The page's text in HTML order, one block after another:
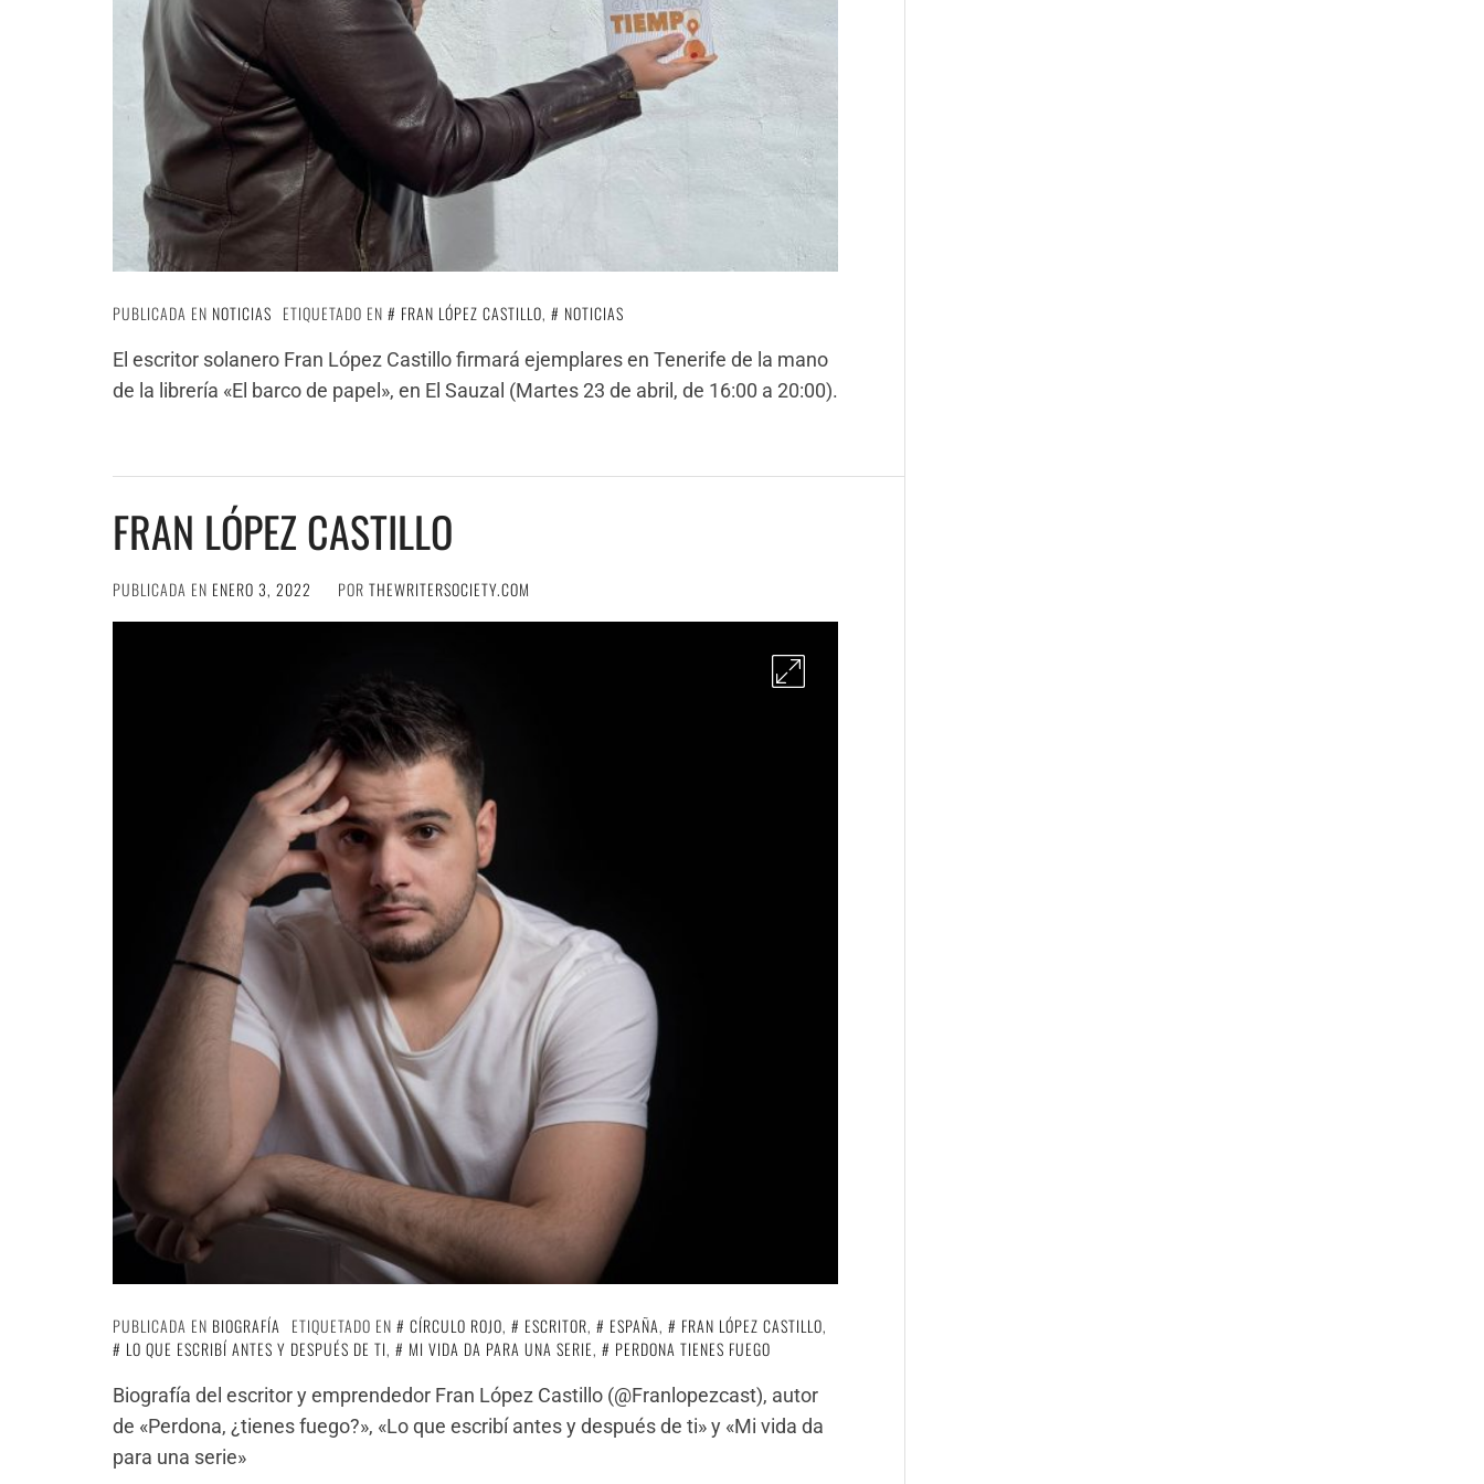
PUBLICADA EN NOTICIAS ETIQUETADO EN FRAN LÓPEZ CASTILLO,
NOTICIAS
El escritor solanero Fran López Castillo firmará ejemplares en Tenerife de la mano
de la librería «El barco de papel», en El Sauzal (Martes 23 de abril, de 16:00 a 20:00).
FRAN LÓPEZ CASTILLO
PUBLICADA EN ENERO 3, 2022 POR THEWRITERSOCIETY.COM
PUBLICADA EN BIOGRAFÍA ETIQUETADO EN CÍRCULO ROJO, ESCRITOR, ESPAÑA, FRAN LÓPEZ CASTILLO,
LO QUE ESCRIBÍ ANTES Y DESPUÉS DE TI, MI VIDA DA PARA UNA SERIE,
PERDONA TIENES FUEGO
Biografía del escritor y emprendedor Fran López Castillo (@Franlopezcast), autor
de «Perdona, ¿tienes fuego?», «Lo que escribí antes y después de ti» y «Mi vida da
para una serie»